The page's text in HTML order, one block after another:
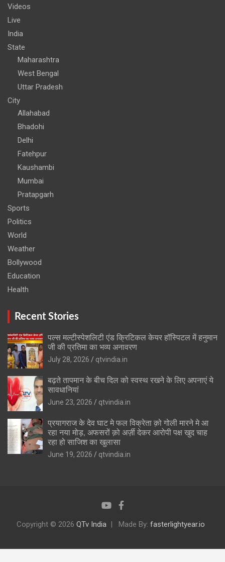
Videos
Live
India
State
Maharashtra
West Bengal
Uttar Pradesh
City
Allahabad
Bhadohi
Delhi
Fatehpur
Kaushambi
Mumbai
Pratapgarh
Sports
Politics
World
Weather
Bollywood
Education
Health
Recent Stories
पल्स मल्टीस्पेशलिटी एंड क्रिटिकल केयर हॉस्पिटल में हनुमान
जी की प्रतिमा का भव्य अनावरण
July 28, 2026
qtvindia.in
बढ़ते तापमान के बीच दिल को स्वस्थ रखने के लिए अपनाएं ये
सावधानियां
June 23, 2026
qtvindia.in
प्रयागराज के देव घाट मे फल विक्रेता क़ो गोली मारने मे आ
रहा नया मोड़, अफसरों क़ो अर्ज़ी देकर आरोपी पक्ष खुद चाह
रहा हो साजिश का खुलासा
June 19, 2026
qtvindia.in
Copyright © 2026 QTv India Made By: fasterlightyear.io